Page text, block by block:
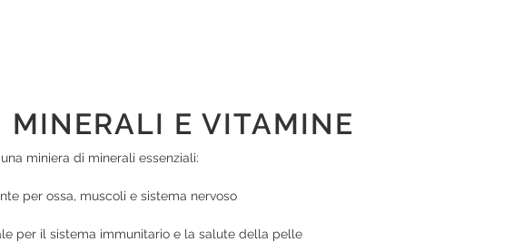
MINERALI E VITAMINE
miniera di minerali essenziali:
per ossa, muscoli e sistema nervoso
per il sistema immunitario e la salute della pelle